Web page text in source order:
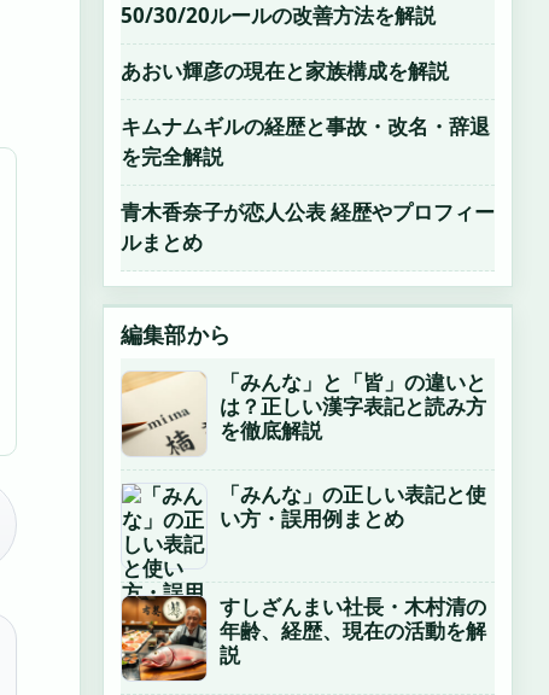
50/30/20ルールの改善方法を解説
あおい輝彦の現在と家族構成を解説
キムナムギルの経歴と事故・改名・辞退
を完全解説
青木香奈子が恋人公表 経歴やプロフィー
ルまとめ
編集部から
「みんな」と「皆」の違いと
は？正しい漢字表記と読み方
を徹底解説
「みんな」の正しい表記と使
い方・誤用例まとめ
すしざんまい社長・木村清の
年齢、経歴、現在の活動を解
説